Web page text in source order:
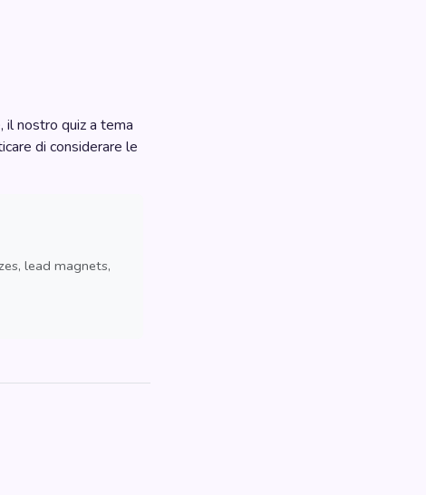
il nostro quiz a tema
di considerare le
lead magnets,